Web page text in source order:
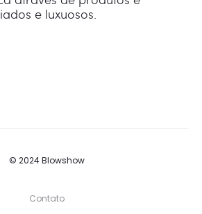
e luxuosos.
© 2024 Blowshow
Contato